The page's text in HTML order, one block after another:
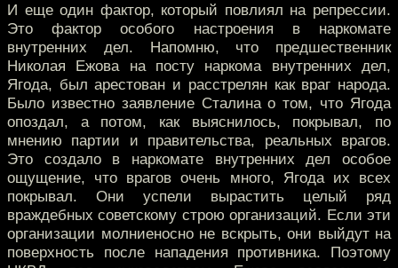
И еще один фактор, который повлиял на репрессии.
Это фактор особого настроения в наркомате
внутренних дел. Напомню, что предшественник
Николая Ежова на посту наркома внутренних дел,
Ягода, был арестован и расстрелян как враг народа.
Было известно заявление Сталина о том, что Ягода
опоздал, а потом, как выяснилось, покрывал, по
мнению партии и правительства, реальных врагов.
Это создало в наркомате внутренних дел особое
ощущение, что врагов очень много, Ягода их всех
покрывал. Они успели вырастить целый ряд
враждебных советскому строю организаций. Если эти
организации молниеносно не вскрыть, они выйдут на
поверхность после нападения противника. Поэтому